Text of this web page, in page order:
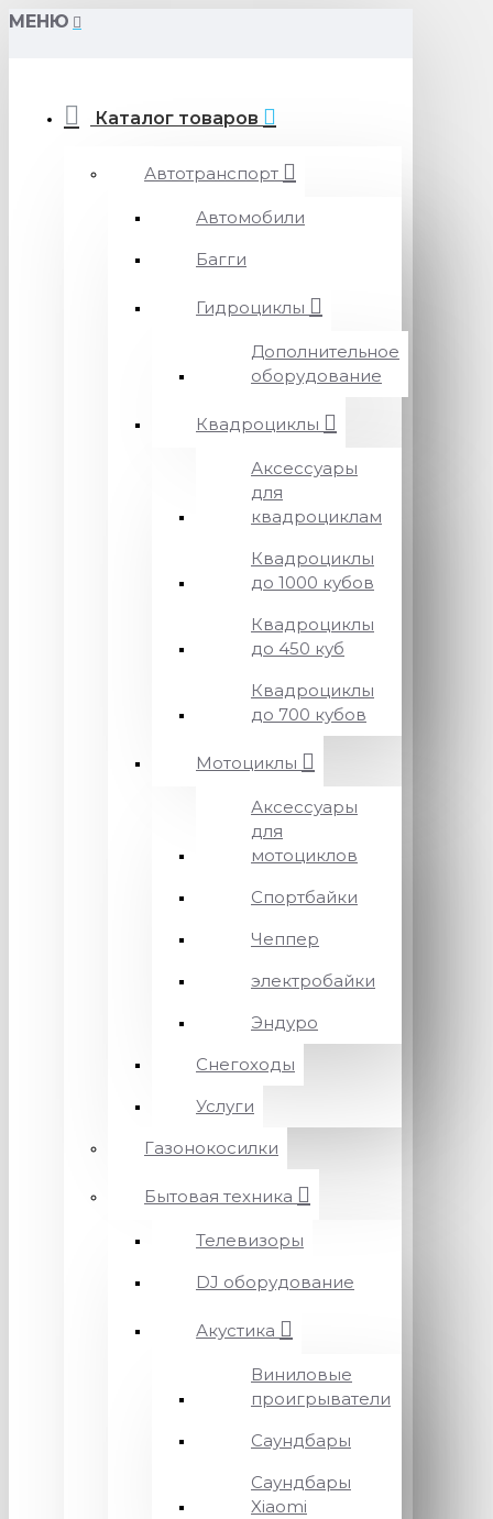
МЕНЮ
Каталог товаров
Автотранспорт
Автомобили
Багги
Гидроциклы
Дополнительное
оборудование
Квадроциклы
Аксессуары
для
квадроциклам
Квадроциклы
до 1000 кубов
Квадроциклы
до 450 куб
Квадроциклы
до 700 кубов
Мотоциклы
Аксессуары
для
мотоциклов
Спортбайки
Чеппер
электробайки
Эндуро
Снегоходы
Услуги
Газонокосилки
Бытовая техника
Телевизоры
DJ оборудование
Акустика
Виниловые
проигрыватели
Саундбары
Саундбары
Xiaomi